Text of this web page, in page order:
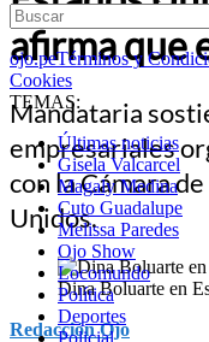
ojo.peTérminos y
Cookies
TEMAS:
Últimas noticias
Gisela Valcarcel
Magaly Medina
Cuto Guadalupe
Melissa Paredes
Ojo Show
Locomundo
Política
Deportes
Policial
afirma que
Mandataria
empresariales
con la Cámara
Unidos.
Dina Boluarte en
Redacción Ojo